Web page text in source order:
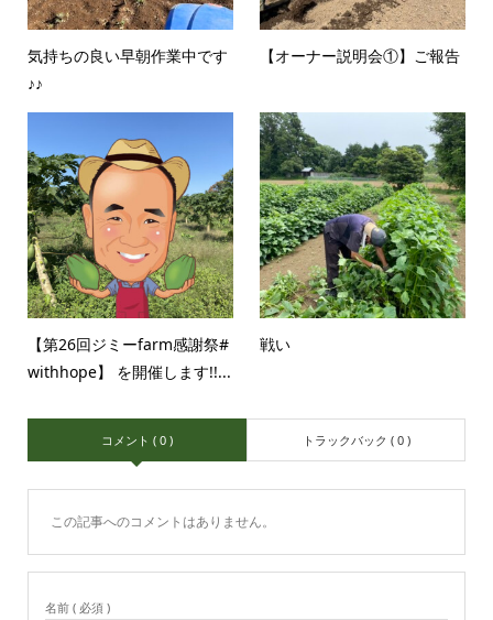
気持ちの良い早朝作業中です
♪♪
【オーナー説明会①】ご報告
【第26回ジミーfarm感謝祭#
withhope】 を開催します!!...
戦い
コメント ( 0 ) トラックバック ( 0 )
この記事へのコメントはありません。
名前 ( 必須 )